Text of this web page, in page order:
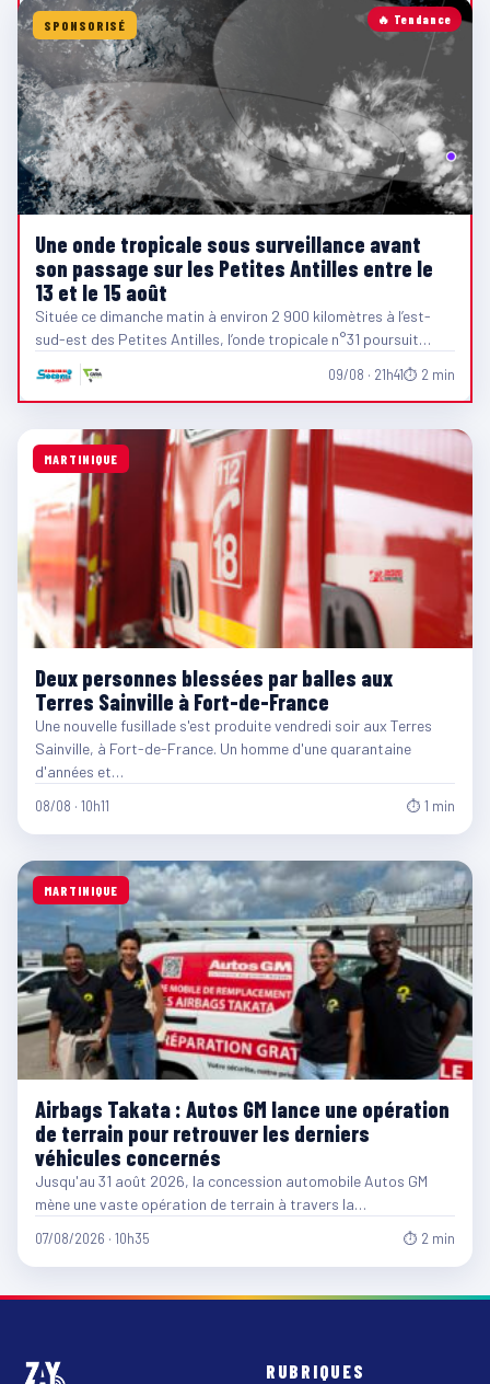
🔥 Tendance
SPONSORISÉ
Une onde tropicale sous surveillance avant
son passage sur les Petites Antilles entre le
13 et le 15 août
Située ce dimanche matin à environ 2 900 kilomètres à l’est-
sud-est des Petites Antilles, l’onde tropicale n°31 poursuit…
09/08 · 21h41⏱ 2 min
MARTINIQUE
Deux personnes blessées par balles aux
Terres Sainville à Fort-de-France
Une nouvelle fusillade s'est produite vendredi soir aux Terres
Sainville, à Fort-de-France. Un homme d'une quarantaine
d'années et…
08/08 · 10h11 ⏱ 1 min
MARTINIQUE
Airbags Takata : Autos GM lance une opération
de terrain pour retrouver les derniers
véhicules concernés
Jusqu'au 31 août 2026, la concession automobile Autos GM
mène une vaste opération de terrain à travers la…
07/08/2026 · 10h35 ⏱ 2 min
RUBRIQUES